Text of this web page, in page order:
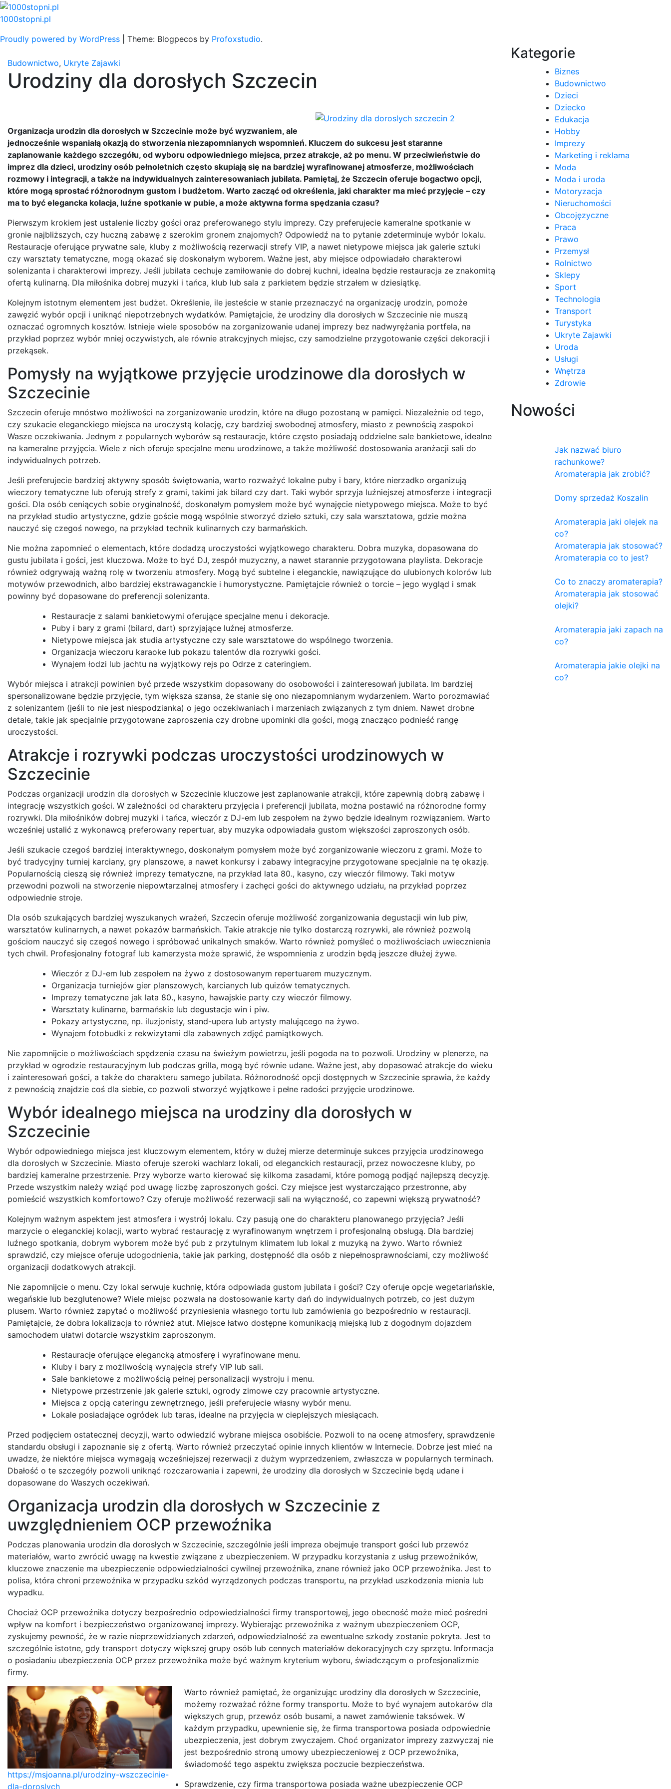
Skip
to
1000stopni.pl
Proudly powered by WordPress
Theme: Blogpecos by Profoxstudio.
Budownictwo, Ukryte Zajawki
Urodziny dla dorosłych Szczecin
Organizacja urodzin dla dorosłych w Szczecinie może być wyzwaniem, ale
jednocześnie wspaniałą okazją do stworzenia niezapomnianych wspomnień. Kluczem do sukcesu jest staranne
zaplanowanie każdego szczegółu, od wyboru odpowiedniego miejsca, przez atrakcje, aż po menu. W przeciwieństwie do
imprez dla dzieci, urodziny osób pełnoletnich często skupiają się na bardziej wyrafinowanej atmosferze, możliwościach
rozmowy i integracji, a także na indywidualnych zainteresowaniach jubilata. Pamiętaj, że Szczecin oferuje bogactwo opcji,
które mogą sprostać różnorodnym gustom i budżetom. Warto zacząć od określenia, jaki charakter ma mieć przyjęcie – czy
ma to być elegancka kolacja, luźne spotkanie w pubie, a może aktywna forma spędzania czasu?
Pierwszym krokiem jest ustalenie liczby gości oraz preferowanego stylu imprezy. Czy preferujecie kameralne spotkanie w
gronie najbliższych, czy huczną zabawę z szerokim gronem znajomych? Odpowiedź na to pytanie zdeterminuje wybór lokalu.
Restauracje oferujące prywatne sale, kluby z możliwością rezerwacji strefy VIP, a nawet nietypowe miejsca jak galerie sztuki
czy warsztaty tematyczne, mogą okazać się doskonałym wyborem. Ważne jest, aby miejsce odpowiadało charakterowi
solenizanta i charakterowi imprezy. Jeśli jubilata cechuje zamiłowanie do dobrej kuchni, idealna będzie restauracja ze znakomitą
ofertą kulinarną. Dla miłośnika dobrej muzyki i tańca, klub lub sala z parkietem będzie strzałem w dziesiątkę.
Kolejnym istotnym elementem jest budżet. Określenie, ile jesteście w stanie przeznaczyć na organizację urodzin, pomoże
zawęzić wybór opcji i uniknąć niepotrzebnych wydatków. Pamiętajcie, że urodziny dla dorosłych w Szczecinie nie muszą
oznaczać ogromnych kosztów. Istnieje wiele sposobów na zorganizowanie udanej imprezy bez nadwyrężania portfela, na
przykład poprzez wybór mniej oczywistych, ale równie atrakcyjnych miejsc, czy samodzielne przygotowanie części dekoracji i
przekąsek.
Pomysły na wyjątkowe przyjęcie urodzinowe dla dorosłych w
Szczecinie
Szczecin oferuje mnóstwo możliwości na zorganizowanie urodzin, które na długo pozostaną w pamięci. Niezależnie od tego,
czy szukacie eleganckiego miejsca na uroczystą kolację, czy bardziej swobodnej atmosfery, miasto z pewnością zaspokoi
Wasze oczekiwania. Jednym z popularnych wyborów są restauracje, które często posiadają oddzielne sale bankietowe, idealne
na kameralne przyjęcia. Wiele z nich oferuje specjalne menu urodzinowe, a także możliwość dostosowania aranżacji sali do
indywidualnych potrzeb.
Jeśli preferujecie bardziej aktywny sposób świętowania, warto rozważyć lokalne puby i bary, które nierzadko organizują
wieczory tematyczne lub oferują strefy z grami, takimi jak bilard czy dart. Taki wybór sprzyja luźniejszej atmosferze i integracji
gości. Dla osób ceniących sobie oryginalność, doskonałym pomysłem może być wynajęcie nietypowego miejsca. Może to być
na przykład studio artystyczne, gdzie goście mogą wspólnie stworzyć dzieło sztuki, czy sala warsztatowa, gdzie można
nauczyć się czegoś nowego, na przykład technik kulinarnych czy barmańskich.
Nie można zapomnieć o elementach, które dodadzą uroczystości wyjątkowego charakteru. Dobra muzyka, dopasowana do
gustu jubilata i gości, jest kluczowa. Może to być DJ, zespół muzyczny, a nawet starannie przygotowana playlista. Dekoracje
również odgrywają ważną rolę w tworzeniu atmosfery. Mogą być subtelne i eleganckie, nawiązujące do ulubionych kolorów lub
motywów przewodnich, albo bardziej ekstrawaganckie i humorystyczne. Pamiętajcie również o torcie – jego wygląd i smak
powinny być dopasowane do preferencji solenizanta.
Restauracje z salami bankietowymi oferujące specjalne menu i dekoracje.
Puby i bary z grami (bilard, dart) sprzyjające luźnej atmosferze.
Nietypowe miejsca jak studia artystyczne czy sale warsztatowe do wspólnego tworzenia.
Organizacja wieczoru karaoke lub pokazu talentów dla rozrywki gości.
Wynajem łodzi lub jachtu na wyjątkowy rejs po Odrze z cateringiem.
Wybór miejsca i atrakcji powinien być przede wszystkim dopasowany do osobowości i zainteresowań jubilata. Im bardziej
spersonalizowane będzie przyjęcie, tym większa szansa, że stanie się ono niezapomnianym wydarzeniem. Warto porozmawiać
z solenizantem (jeśli to nie jest niespodzianka) o jego oczekiwaniach i marzeniach związanych z tym dniem. Nawet drobne
detale, takie jak specjalnie przygotowane zaproszenia czy drobne upominki dla gości, mogą znacząco podnieść rangę
uroczystości.
Atrakcje i rozrywki podczas uroczystości urodzinowych w
Szczecinie
Podczas organizacji urodzin dla dorosłych w Szczecinie kluczowe jest zaplanowanie atrakcji, które zapewnią dobrą zabawę i
integrację wszystkich gości. W zależności od charakteru przyjęcia i preferencji jubilata, można postawić na różnorodne formy
rozrywki. Dla miłośników dobrej muzyki i tańca, wieczór z DJ-em lub zespołem na żywo będzie idealnym rozwiązaniem. Warto
wcześniej ustalić z wykonawcą preferowany repertuar, aby muzyka odpowiadała gustom większości zaproszonych osób.
Jeśli szukacie czegoś bardziej interaktywnego, doskonałym pomysłem może być zorganizowanie wieczoru z grami. Może to
być tradycyjny turniej karciany, gry planszowe, a nawet konkursy i zabawy integracyjne przygotowane specjalnie na tę okazję.
Popularnością cieszą się również imprezy tematyczne, na przykład lata 80., kasyno, czy wieczór filmowy. Taki motyw
przewodni pozwoli na stworzenie niepowtarzalnej atmosfery i zachęci gości do aktywnego udziału, na przykład poprzez
odpowiednie stroje.
Dla osób szukających bardziej wyszukanych wrażeń, Szczecin oferuje możliwość zorganizowania degustacji win lub piw,
warsztatów kulinarnych, a nawet pokazów barmańskich. Takie atrakcje nie tylko dostarczą rozrywki, ale również pozwolą
gościom nauczyć się czegoś nowego i spróbować unikalnych smaków. Warto również pomyśleć o możliwościach uwiecznienia
tych chwil. Profesjonalny fotograf lub kamerzysta może sprawić, że wspomnienia z urodzin będą jeszcze dłużej żywe.
Wieczór z DJ-em lub zespołem na żywo z dostosowanym repertuarem muzycznym.
Organizacja turniejów gier planszowych, karcianych lub quizów tematycznych.
Imprezy tematyczne jak lata 80., kasyno, hawajskie party czy wieczór filmowy.
Warsztaty kulinarne, barmańskie lub degustacje win i piw.
Pokazy artystyczne, np. iluzjonisty, stand-upera lub artysty malującego na żywo.
Wynajem fotobudki z rekwizytami dla zabawnych zdjęć pamiątkowych.
Nie zapomnijcie o możliwościach spędzenia czasu na świeżym powietrzu, jeśli pogoda na to pozwoli. Urodziny w plenerze, na
przykład w ogrodzie restauracyjnym lub podczas grilla, mogą być równie udane. Ważne jest, aby dopasować atrakcje do wieku
i zainteresowań gości, a także do charakteru samego jubilata. Różnorodność opcji dostępnych w Szczecinie sprawia, że każdy
z pewnością znajdzie coś dla siebie, co pozwoli stworzyć wyjątkowe i pełne radości przyjęcie urodzinowe.
Wybór idealnego miejsca na urodziny dla dorosłych w
Szczecinie
Wybór odpowiedniego miejsca jest kluczowym elementem, który w dużej mierze determinuje sukces przyjęcia urodzinowego
dla dorosłych w Szczecinie. Miasto oferuje szeroki wachlarz lokali, od eleganckich restauracji, przez nowoczesne kluby, po
bardziej kameralne przestrzenie. Przy wyborze warto kierować się kilkoma zasadami, które pomogą podjąć najlepszą decyzję.
Przede wszystkim należy wziąć pod uwagę liczbę zaproszonych gości. Czy miejsce jest wystarczająco przestronne, aby
pomieścić wszystkich komfortowo? Czy oferuje możliwość rezerwacji sali na wyłączność, co zapewni większą prywatność?
Kolejnym ważnym aspektem jest atmosfera i wystrój lokalu. Czy pasują one do charakteru planowanego przyjęcia? Jeśli
marzycie o eleganckiej kolacji, warto wybrać restaurację z wyrafinowanym wnętrzem i profesjonalną obsługą. Dla bardziej
luźnego spotkania, dobrym wyborem może być pub z przytulnym klimatem lub lokal z muzyką na żywo. Warto również
sprawdzić, czy miejsce oferuje udogodnienia, takie jak parking, dostępność dla osób z niepełnosprawnościami, czy możliwość
organizacji dodatkowych atrakcji.
Nie zapomnijcie o menu. Czy lokal serwuje kuchnię, która odpowiada gustom jubilata i gości? Czy oferuje opcje wegetariańskie,
wegańskie lub bezglutenowe? Wiele miejsc pozwala na dostosowanie karty dań do indywidualnych potrzeb, co jest dużym
plusem. Warto również zapytać o możliwość przyniesienia własnego tortu lub zamówienia go bezpośrednio w restauracji.
Pamiętajcie, że dobra lokalizacja to również atut. Miejsce łatwo dostępne komunikacją miejską lub z dogodnym dojazdem
samochodem ułatwi dotarcie wszystkim zaproszonym.
Restauracje oferujące elegancką atmosferę i wyrafinowane menu.
Kluby i bary z możliwością wynajęcia strefy VIP lub sali.
Sale bankietowe z możliwością pełnej personalizacji wystroju i menu.
Nietypowe przestrzenie jak galerie sztuki, ogrody zimowe czy pracownie artystyczne.
Miejsca z opcją cateringu zewnętrznego, jeśli preferujecie własny wybór menu.
Lokale posiadające ogródek lub taras, idealne na przyjęcia w cieplejszych miesiącach.
Przed podjęciem ostatecznej decyzji, warto odwiedzić wybrane miejsca osobiście. Pozwoli to na ocenę atmosfery, sprawdzenie
standardu obsługi i zapoznanie się z ofertą. Warto również przeczytać opinie innych klientów w Internecie. Dobrze jest mieć na
uwadze, że niektóre miejsca wymagają wcześniejszej rezerwacji z dużym wyprzedzeniem, zwłaszcza w popularnych terminach.
Dbałość o te szczegóły pozwoli uniknąć rozczarowania i zapewni, że urodziny dla dorosłych w Szczecinie będą udane i
dopasowane do Waszych oczekiwań.
Organizacja urodzin dla dorosłych w Szczecinie z
uwzględnieniem OCP przewoźnika
Podczas planowania urodzin dla dorosłych w Szczecinie, szczególnie jeśli impreza obejmuje transport gości lub przewóz
materiałów, warto zwrócić uwagę na kwestie związane z ubezpieczeniem. W przypadku korzystania z usług przewoźników,
kluczowe znaczenie ma ubezpieczenie odpowiedzialności cywilnej przewoźnika, znane również jako OCP przewoźnika. Jest to
polisa, która chroni przewoźnika w przypadku szkód wyrządzonych podczas transportu, na przykład uszkodzenia mienia lub
wypadku.
Chociaż OCP przewoźnika dotyczy bezpośrednio odpowiedzialności firmy transportowej, jego obecność może mieć pośredni
wpływ na komfort i bezpieczeństwo organizowanej imprezy. Wybierając przewoźnika z ważnym ubezpieczeniem OCP,
zyskujemy pewność, że w razie nieprzewidzianych zdarzeń, odpowiedzialność za ewentualne szkody zostanie pokryta. Jest to
szczególnie istotne, gdy transport dotyczy większej grupy osób lub cennych materiałów dekoracyjnych czy sprzętu. Informacja
o posiadaniu ubezpieczenia OCP przez przewoźnika może być ważnym kryterium wyboru, świadczącym o profesjonalizmie
firmy.
https://msjoanna.pl/urodziny-wszczecinie-
dla-doroslych
Warto również pamiętać, że organizując urodziny dla dorosłych w Szczecinie,
możemy rozważać różne formy transportu. Może to być wynajem autokarów dla
większych grup, przewóz osób busami, a nawet zamówienie taksówek. W
każdym przypadku, upewnienie się, że firma transportowa posiada odpowiednie
ubezpieczenia, jest dobrym zwyczajem. Choć organizator imprezy zazwyczaj nie
jest bezpośrednio stroną umowy ubezpieczeniowej z OCP przewoźnika,
świadomość tego aspektu zwiększa poczucie bezpieczeństwa.
Sprawdzenie, czy firma transportowa posiada ważne ubezpieczenie OCP
Kategorie
Biznes
Budownictwo
Dzieci
Dziecko
Edukacja
Hobby
Imprezy
Marketing i reklama
Moda
Moda i uroda
Motoryzacja
Nieruchomości
Obcojęzyczne
Praca
Prawo
Przemysł
Rolnictwo
Sklepy
Sport
Technologia
Transport
Turystyka
Ukryte Zajawki
Uroda
Usługi
Wnętrza
Zdrowie
Nowości
Jak nazwać biuro
rachunkowe?
Aromaterapia jak zrobić?
Domy sprzedaż Koszalin
Aromaterapia jaki olejek na
co?
Aromaterapia jak stosować?
Aromaterapia co to jest?
Co to znaczy aromaterapia?
Aromaterapia jak stosować
olejki?
Aromaterapia jaki zapach na
co?
Aromaterapia jakie olejki na
co?